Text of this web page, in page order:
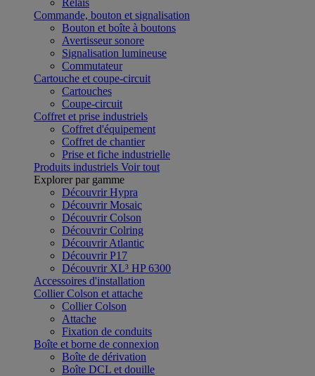
Relais
Commande, bouton et signalisation
Bouton et boîte à boutons
Avertisseur sonore
Signalisation lumineuse
Commutateur
Cartouche et coupe-circuit
Cartouches
Coupe-circuit
Coffret et prise industriels
Coffret d'équipement
Coffret de chantier
Prise et fiche industrielle
Produits industriels Voir tout
Explorer par gamme
Découvrir Hypra
Découvrir Mosaic
Découvrir Colson
Découvrir Colring
Découvrir Atlantic
Découvrir P17
Découvrir XL³ HP 6300
Accessoires d'installation
Collier Colson et attache
Collier Colson
Attache
Fixation de conduits
Boîte et borne de connexion
Boîte de dérivation
Boîte DCL et douille